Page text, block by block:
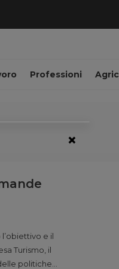
Professioni
l’obiettivo e il
Turismo, il
politiche
×